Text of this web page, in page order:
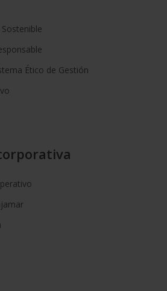
Ético de Gestión